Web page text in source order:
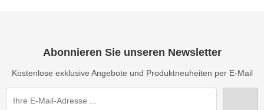
Abonnieren Sie unseren Newsletter
Kostenlose exklusive Angebote und Produktneuheiten per E-Mail